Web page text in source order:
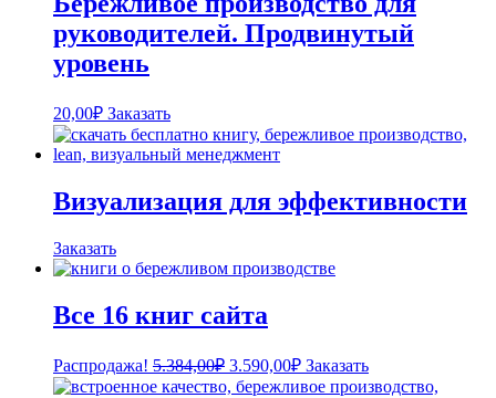
руководителей. Продвинутый
уровень
20,00₽ Заказать
Визуализация для эффективности
Заказать
Все 16 книг сайта
Распродажа! 5.384,00₽ Первоначальная
цена
3.590,00₽Текущая
цена:
Заказать